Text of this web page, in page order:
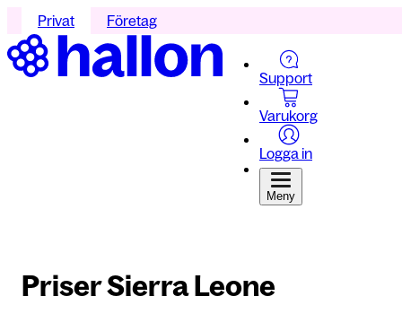
Privat Företag
Support
Varukorg
Logga in
Meny
Priser Sierra Leone